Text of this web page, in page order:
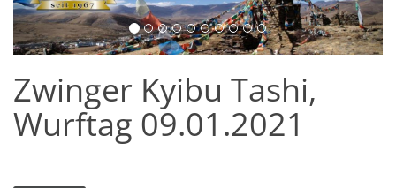
Zwinger Kyibu Tashi,
Wurftag 09.01.2021